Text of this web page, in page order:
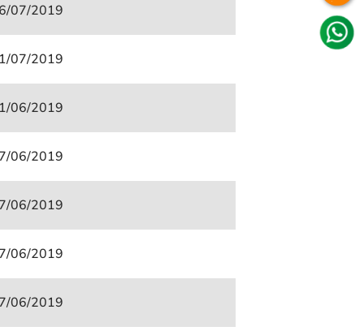
07/2019
07/2019
06/2019
06/2019
06/2019
06/2019
06/2019